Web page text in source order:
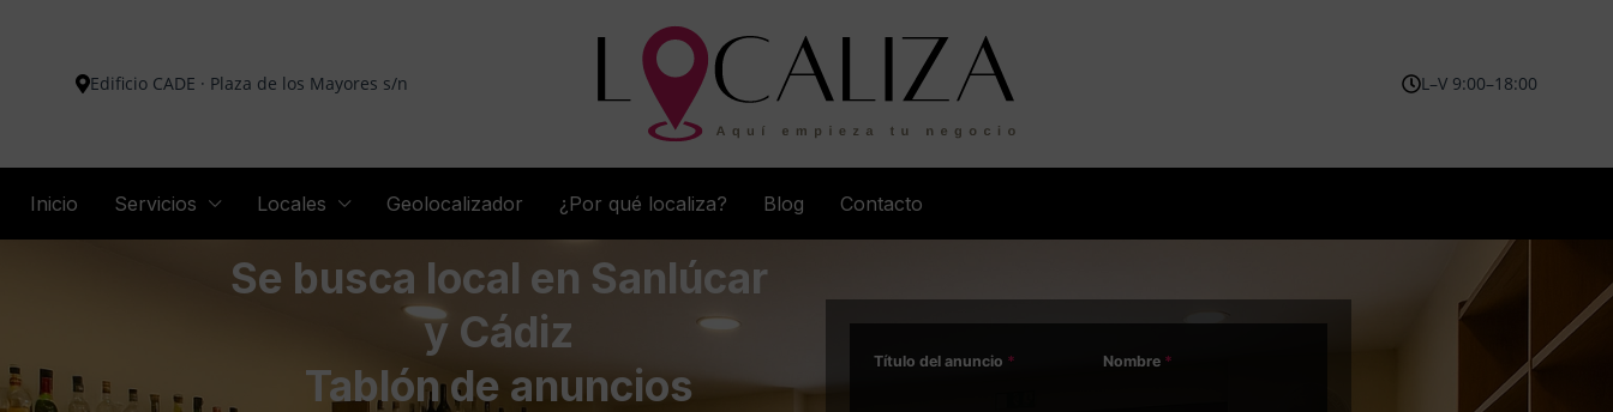
Edificio CADE · Plaza de los Mayores s/n L–V 9:00–18:00
Inicio Servicios Locales Geolocalizador ¿Por qué localiza? Blog Contacto
Se busca local en Sanlúcar
y Cádiz
Tablón de anuncios
Título del anuncio * Nombre *